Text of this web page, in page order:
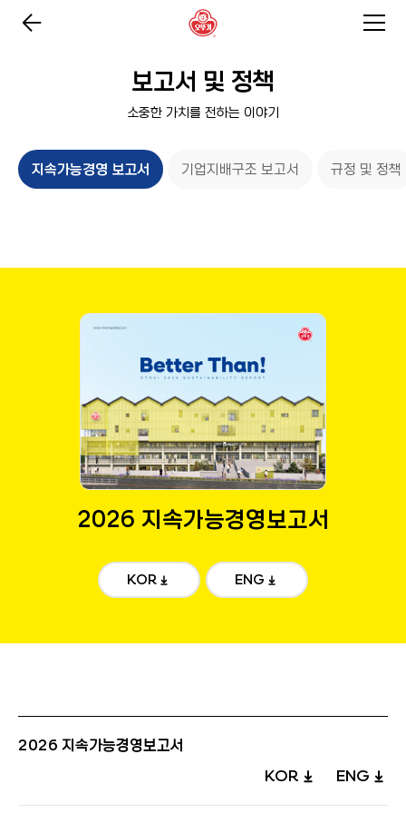
보고서 및 정책
소중한 가치를 전하는 이야기
지속가능경영 보고서 기업지배구조 보고서 규정 및 정책
2026 지속가능경영보고서
KOR ENG
2026 지속가능경영보고서
KOR ENG